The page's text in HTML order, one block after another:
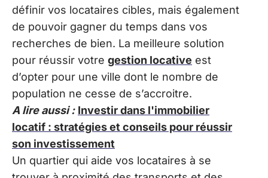
définir vos locataires cibles, mais également
de pouvoir gagner du temps dans vos
recherches de bien. La meilleure solution
pour réussir votre gestion locative est
d’opter pour une ville dont le nombre de
population ne cesse de s’accroitre.
A lire aussi : Investir dans l'immobilier
locatif : stratégies et conseils pour réussir
son investissement
Un quartier qui aide vos locataires à se